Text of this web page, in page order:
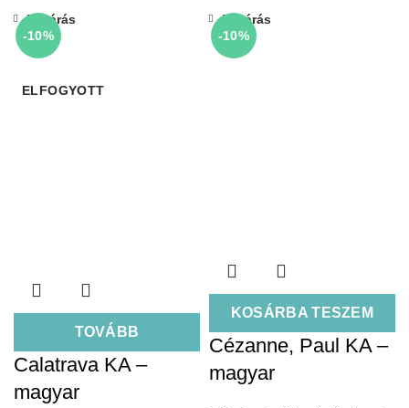
-10%
ELFOGYOTT
TOVÁBB
Bezárás
Calatrava KA –
magyar
-10%
KOSÁRBA TESZEM
Bezárás
Cézanne, Paul KA –
magyar